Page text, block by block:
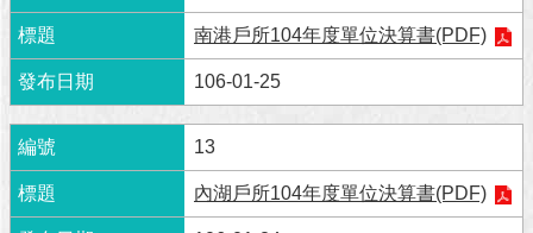
陳
情
系
統
公
民
參
南港戶所104年度單位決算書(PDF)
106-01-25
13
內湖戶所104年度單位決算書(PDF)